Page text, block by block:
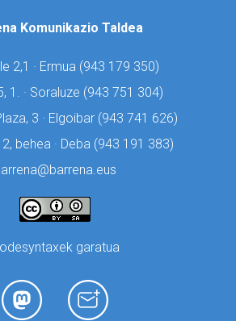
Komunikazio Taldea
2,1 · Ermua (943 179 350)
1. · Soraluze (943 751 304)
3 · Elgoibar (943 741 626)
behea · Deba (943 191 383)
garatua